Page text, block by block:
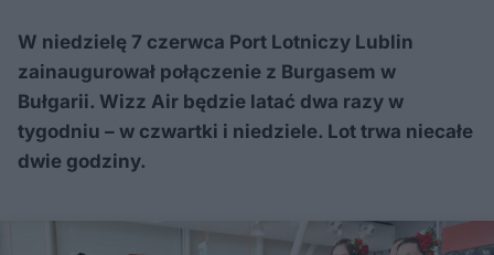
W niedzielę 7 czerwca Port Lotniczy Lublin
zainaugurował połączenie z Burgasem w
Bułgarii. Wizz Air będzie latać dwa razy w
tygodniu – w czwartki i niedziele. Lot trwa niecałe
dwie godziny.